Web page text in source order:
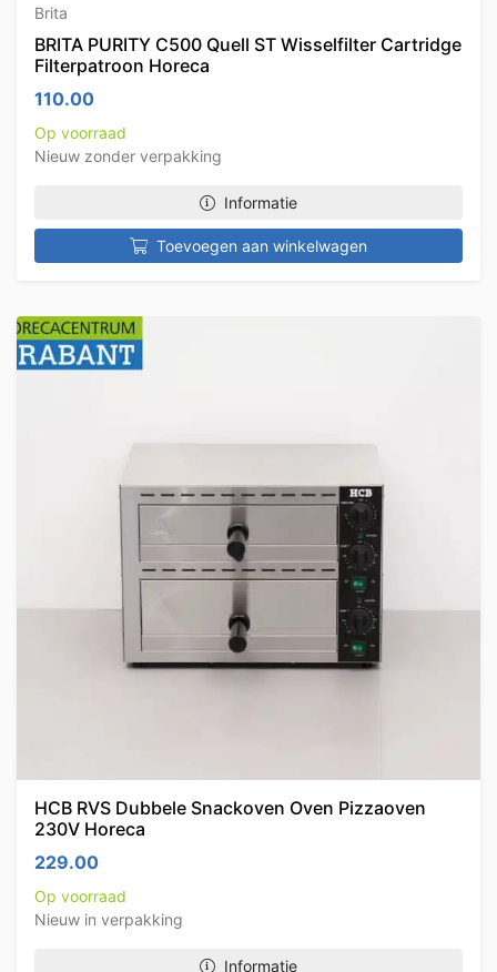
Brita
BRITA PURITY C500 Quell ST Wisselfilter Cartridge
Filterpatroon Horeca
110.00
Op voorraad
Nieuw zonder verpakking
Informatie
Toevoegen aan winkelwagen
HCB RVS Dubbele Snackoven Oven Pizzaoven
230V Horeca
229.00
Op voorraad
Nieuw in verpakking
Informatie